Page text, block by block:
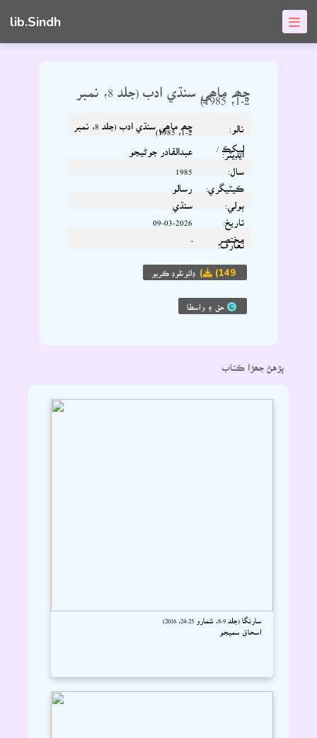
lib.Sindh
2-1، 1985)
2-1، 1985)
نالو:
عبدالقادر جوڻيجو
ليکڪ /
ايڊيٽر:
سال:
رسالو ڪيٽيگري:
سنڌي ٻولي:
تاريخ:
تعارف:
(149) ڊائونلوڊ ڪريو
حق ۽ واسطا
پڙهڻ جھڙا ڪتاب
سارنگا (جلد 9-8، شمارو 25-24، 2016)
اسحاق سميجو